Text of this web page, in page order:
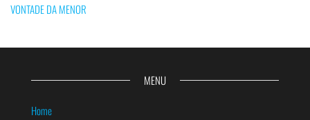
VONTADE DA MENOR
MENU
Home